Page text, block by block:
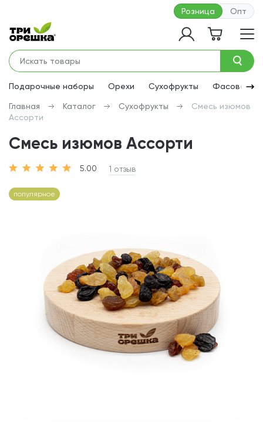
Розница Опт
Подарочные наборы Орехи Сухофрукты
Главная Каталог Сухофрукты
Смесь изюмов
Ассорти
Смесь изюмов Ассорти
5.00 1 отзыв
популярное